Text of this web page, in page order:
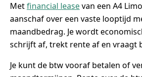
Metfinancial leasevan een A4
aanschaf over een vaste looptijd
maandbedrag. Je wordt
schrijft af, trekt rente af en vraagt
Je kunt de btw vooraf betalen of